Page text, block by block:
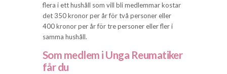
flera i ett hushåll som vill bli medlemmar kostar
det 350 kronor per år för två personer eller
400 kronor per år för tre personer eller fler i
samma hushåll.
Som medlem i Unga Reumatiker
får du